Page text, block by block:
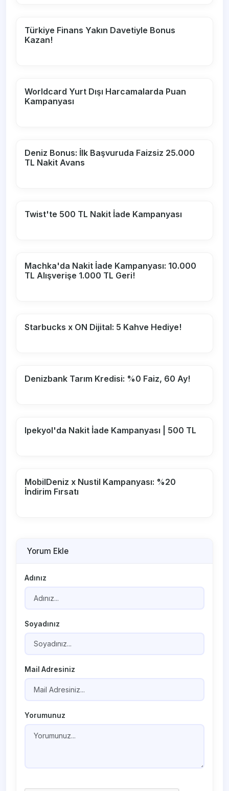
Türkiye Finans Yakın Davetiyle Bonus
Kazan!
Worldcard Yurt Dışı Harcamalarda Puan
Kampanyası
Deniz Bonus: İlk Başvuruda Faizsiz 25.000
TL Nakit Avans
Twist'te 500 TL Nakit İade Kampanyası
Machka'da Nakit İade Kampanyası: 10.000
TL Alışverişe 1.000 TL Geri!
Starbucks x ON Dijital: 5 Kahve Hediye!
Denizbank Tarım Kredisi: %0 Faiz, 60 Ay!
Ipekyol'da Nakit İade Kampanyası | 500 TL
MobilDeniz x Nustil Kampanyası: %20
İndirim Fırsatı
Yorum Ekle
Adınız
Soyadınız
Mail Adresiniz
Yorumunuz